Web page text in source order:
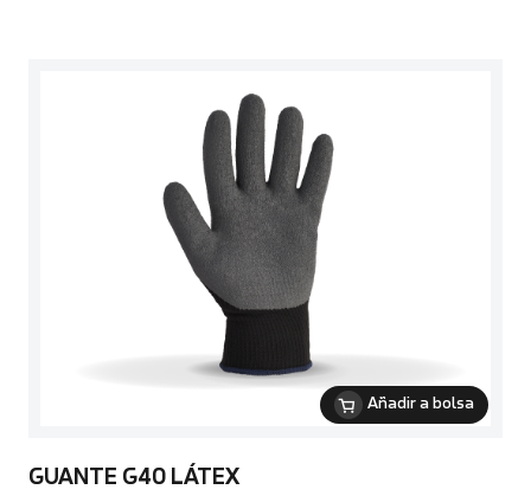
Añadir a bolsa
GUANTE G40 LÁTEX